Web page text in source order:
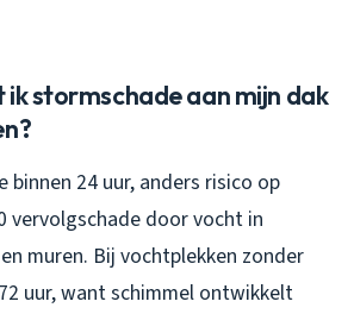
ik stormschade aan mijn dak
binnen 24 uur, anders risico op
vervolgschade door vocht in
muren. Bij vochtplekken zonder
uur, want schimmel ontwikkelt